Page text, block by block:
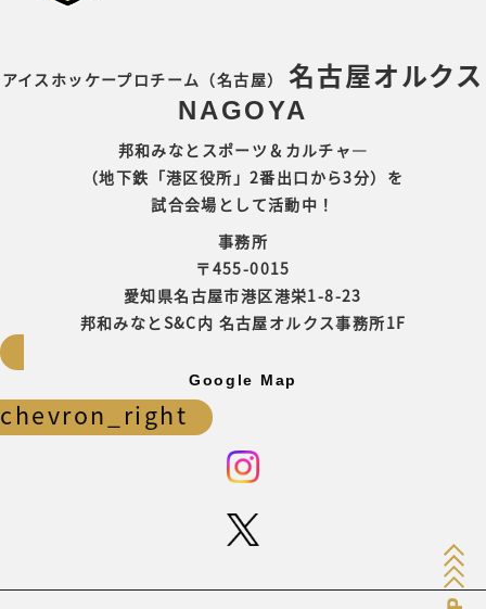
アイスホッケープロチーム（名古屋） 名古屋オルクス
NAGOYA
邦和みなとスポーツ＆カルチャ―
（地下鉄「港区役所」2番出口から3分）を
試合会場として活動中！
事務所
〒455-0015
愛知県名古屋市港区港栄1-8-23
邦和みなとS&C内 名古屋オルクス事務所1F
Google Map
chevron_right